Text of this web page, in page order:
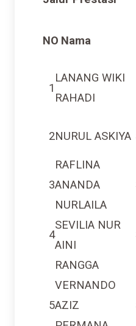
NO Nama
1
LANANG WIKI
RAHADI
2NURUL ASKIYA
3
RAFLINA
ANANDA
NURLAILA
4
SEVILIA NUR
AINI
5
RANGGA
VERNANDO
AZIZ
PERMANA